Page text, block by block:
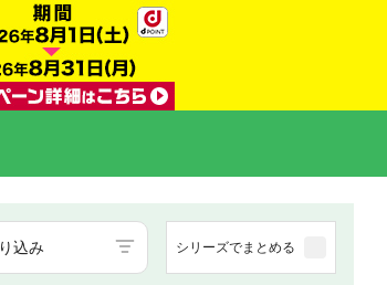
込み シリーズでまとめる